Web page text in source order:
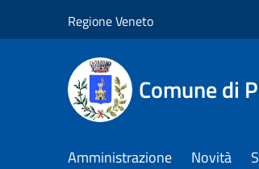
Regione Veneto
Comune di
Amministrazione Novità